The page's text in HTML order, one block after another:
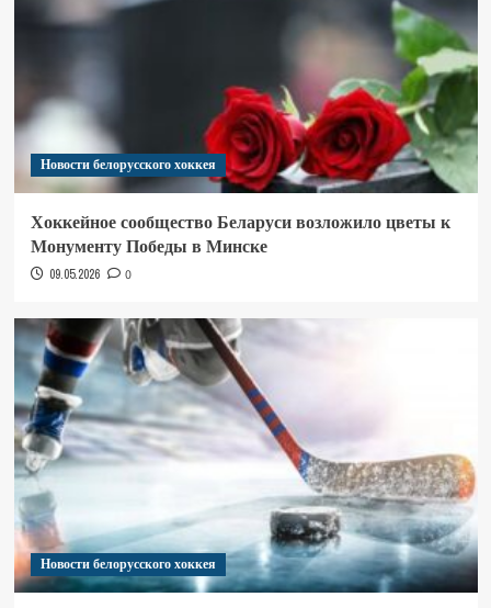
Новости белорусского хоккея
Хоккейное сообщество Беларуси возложило цветы к
Монументу Победы в Минске
09.05.2026 0
Новости белорусского хоккея